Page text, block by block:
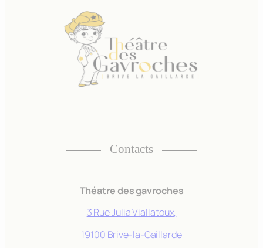
Contacts
Théatre des gavroches
3 Rue Julia Viallatoux,
19100 Brive-la-Gaillarde
Ces cookies ne
sont pas
sont